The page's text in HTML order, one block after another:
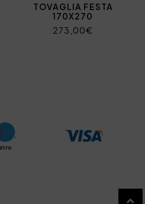
TOVAGLIA FESTA
170X270
273,00€